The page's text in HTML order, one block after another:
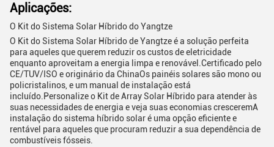
Aplicações:
O Kit do Sistema Solar Híbrido do Yangtze
O Kit do Sistema Solar Híbrido de Yangtze é a solução perfeita
para aqueles que querem reduzir os custos de eletricidade
enquanto aproveitam a energia limpa e renovável.Certificado pelo
CE/TUV/ISO e originário da ChinaOs painéis solares são mono ou
policristalinos, e um manual de instalação está
incluído.Personalize o Kit de Array Solar Híbrido para atender às
suas necessidades de energia e veja suas economias cresceremA
instalação do sistema híbrido solar é uma opção eficiente e
rentável para aqueles que procuram reduzir a sua dependência de
combustíveis fósseis.